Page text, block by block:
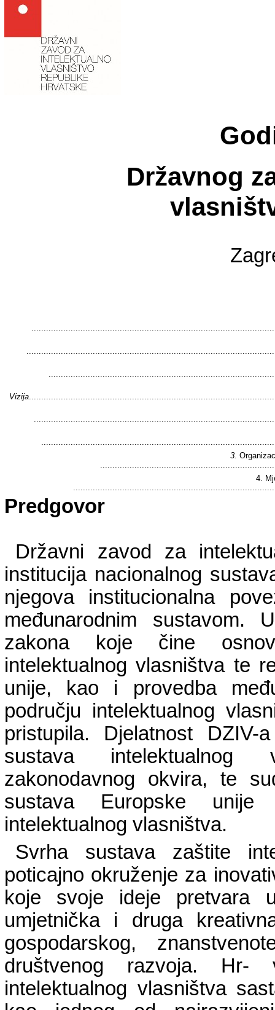
Državnog
Vizija
3.
4.
Predgovor
Državni zavod za
institucija nacionalnog
njegova institucionalna
međunarodnim sustavom.
zakona koje čine
intelektualnog vlasništva te
unije, kao i provedba
području intelektualnog
pristupila. Djelatnost
sustava intelektualnog
zakonodavnog okvira, te
sustava Europske
intelektualnog vlasništva.
Svrha sustava zaštite
poticajno okruženje za
koje svoje ideje pretvara
umjetnička i druga
gospodarskog,
društvenog razvoja. Hr-
intelektualnog vlasništva